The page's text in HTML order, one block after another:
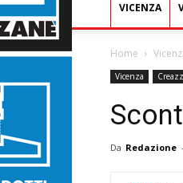
VICENZA
Home
Vicenza
Da Redazione -